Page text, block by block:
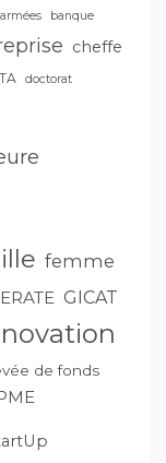
armées banque
cheffe
doctorat
femme
GICAT
de fonds